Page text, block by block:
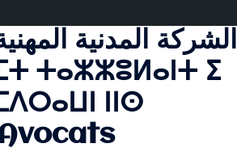
الشركة المدنية
ⵜⴰⵣⵣⵓⵍⴰⵏⵜ ⵉ
ⵏⵏⵙ